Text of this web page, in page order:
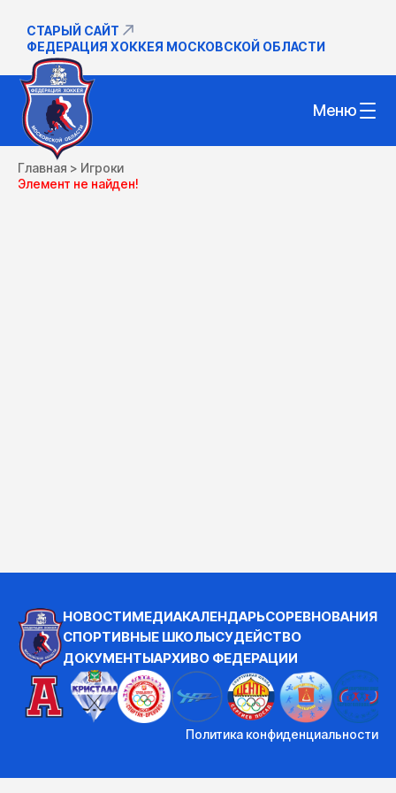
СТАРЫЙ САЙТ
ФЕДЕРАЦИЯ ХОККЕЯ МОСКОВСКОЙ ОБЛАСТИ
Меню
Главная > Игроки
Элемент не найден!
НОВОСТИМЕДИАКАЛЕНДАРЬСОРЕВНОВАНИЯ
СПОРТИВНЫЕ ШКОЛЫСУДЕЙСТВО
ДОКУМЕНТЫАРХИВО ФЕДЕРАЦИИ
Политика конфиденциальности